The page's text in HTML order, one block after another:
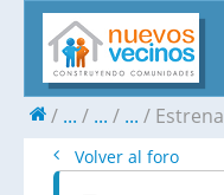
... ... ...
Volver al foro